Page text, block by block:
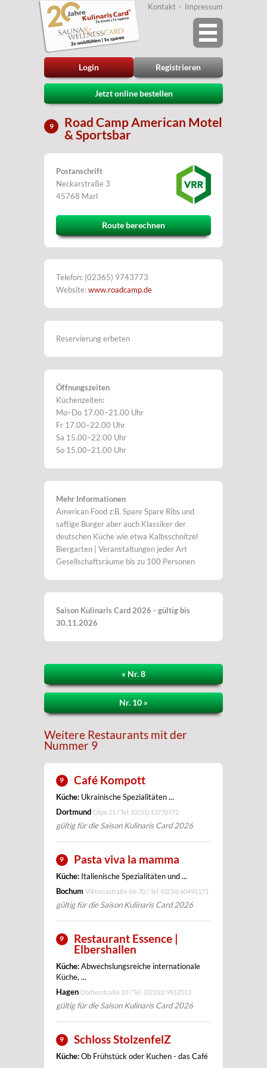
Login Registrieren
Kontakt Impressum
Jetzt online bestellen
9
Road Camp American Motel
& Sportsbar
Postanschrift
Neckarstraße 3
45768 Marl
Route berechnen
Telefon: (02365) 9743773
Website:www.roadcamp.de
Reservierung erbeten
Öffnungszeiten
Küchenzeiten:
Mo–Do 17.00–21.00 Uhr
Fr 17.00–22.00 Uhr
Sa 15.00–22.00 Uhr
So 15.00–21.00 Uhr
Mehr Informationen
American Food z:B. Spare Spare Ribs und
saftige Burger aber auch Klassiker der
deutschen Küche wie etwa Kalbsschnitzel
Biergarten | Veranstaltungen jeder Art
Gesellschaftsräume bis zu 100 Personen
Saison Kulinaris Card 2026 - gültig bis
30.11.2026
« Nr. 8
Nr. 10 »
Weitere Restaurants mit der
Nummer 9
9 Café Kompott
Küche: Ukrainische Spezialitäten ...
Dortmund Olpe 21 / Tel. (0231) 13770772
gültig für die Saison Kulinaris Card 2026
9 Pasta viva la mamma
Küche: Italienische Spezialitäten und ...
Bochum Viktoriastraße 66-70 / Tel. (0234) 60491171
gültig für die Saison Kulinaris Card 2026
9
Restaurant Essence |
Elbershallen
Küche:Abwechslungsreiche internationale
Küche, ...
Hagen Dödterstraße 10 / Tel. (02331) 9812013
gültig für die Saison Kulinaris Card 2026
9 Schloss StolzenfelZ
Küche:Ob Frühstück oder Kuchen - das Café